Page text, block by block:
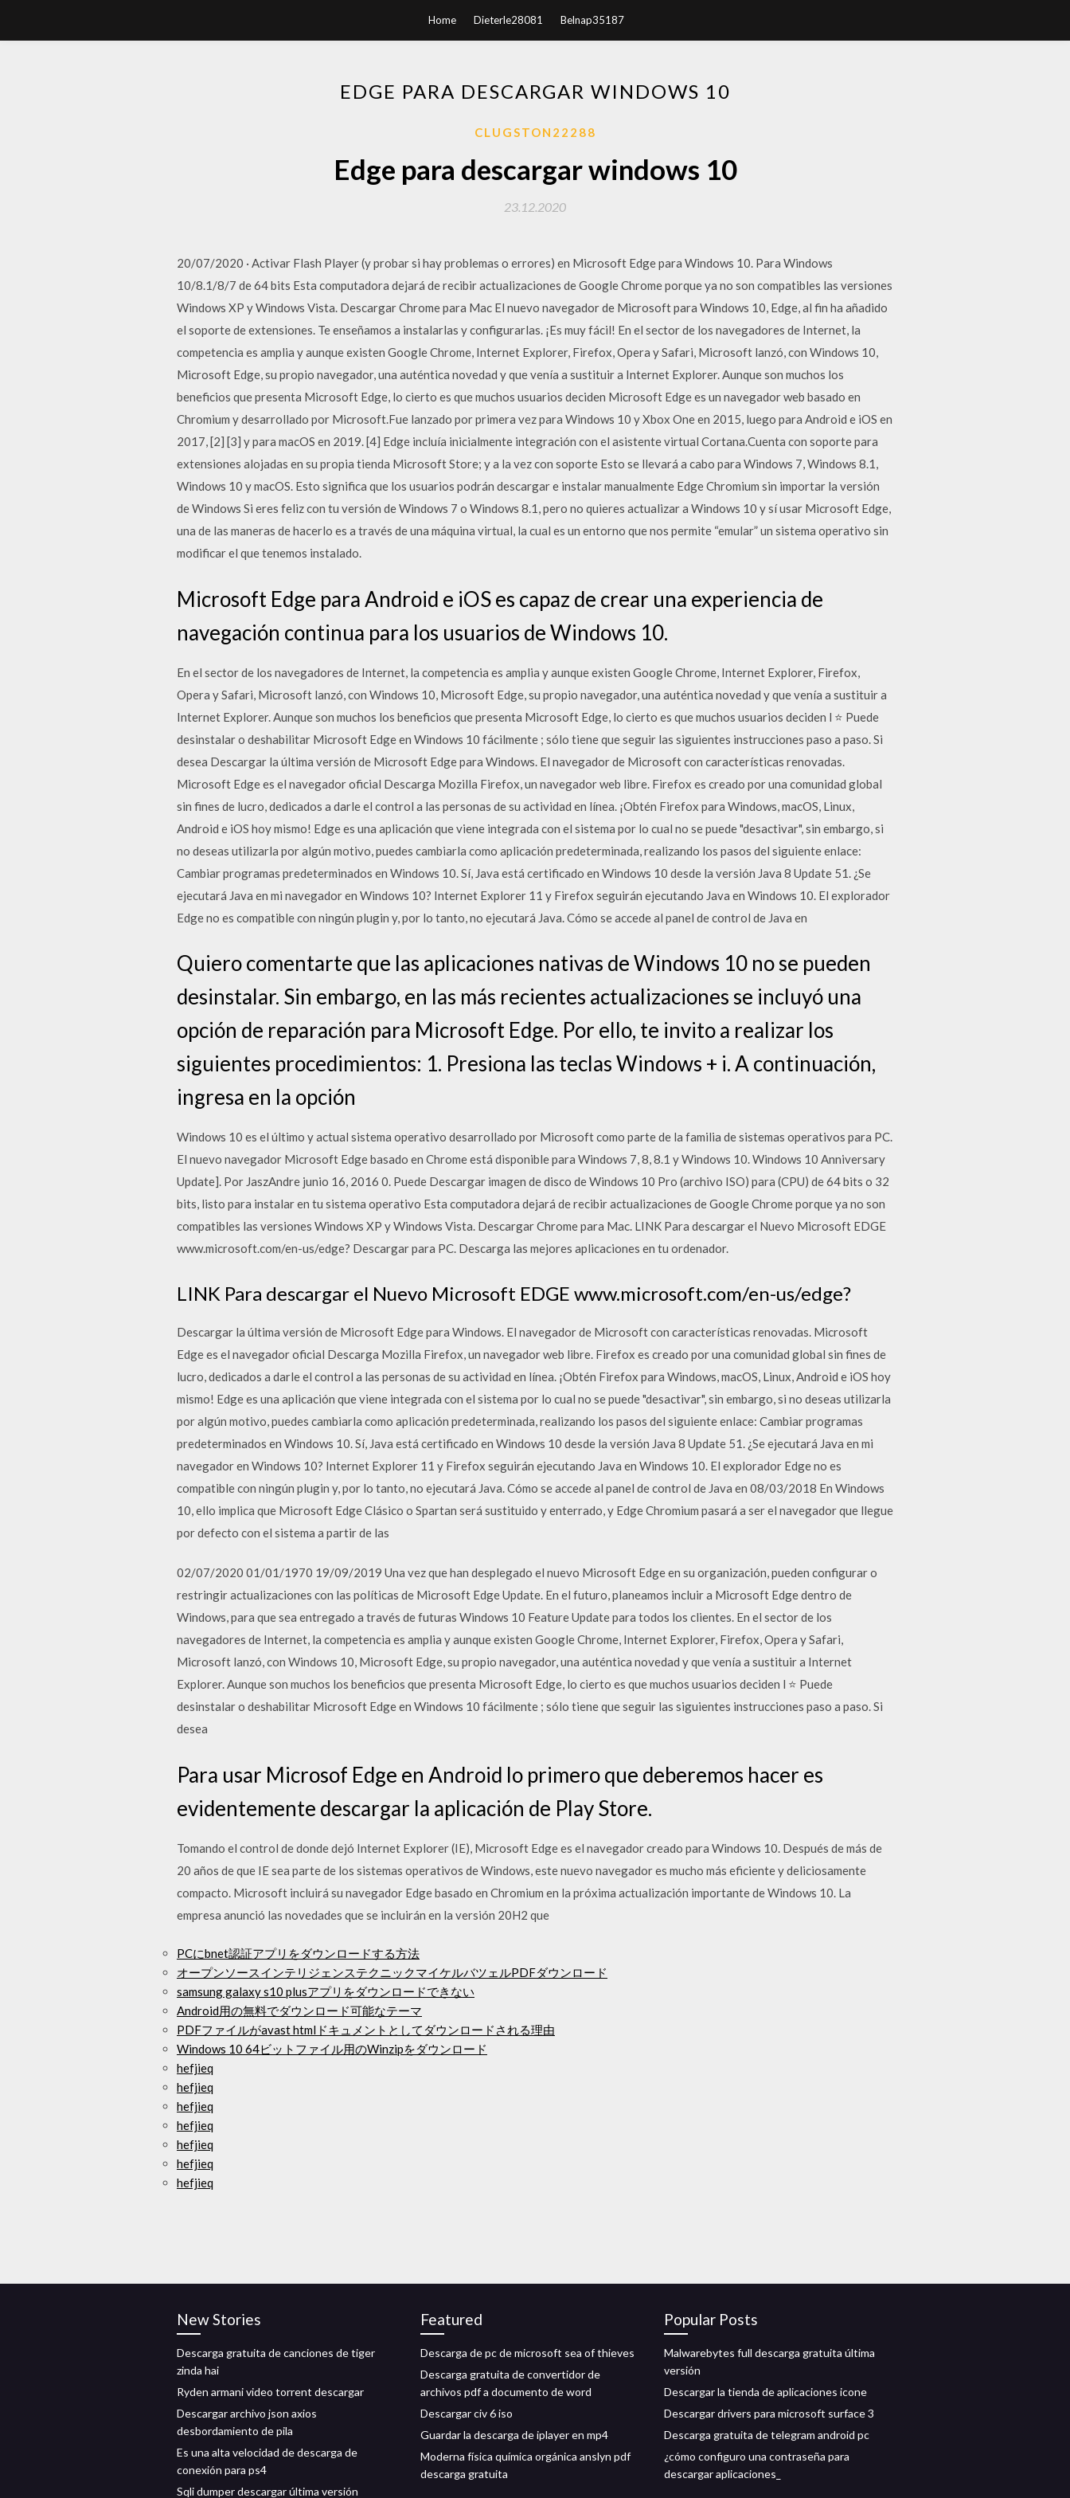
Home Dieterle28081 Belnap35187
EDGE PARA DESCARGAR WINDOWS 10
CLUGSTON22288
Edge para descargar windows 10
23.12.2020
20/07/2020 · Activar Flash Player (y probar si hay problemas o errores) en Microsoft Edge para Windows 10. Para Windows
10/8.1/8/7 de 64 bits Esta computadora dejará de recibir actualizaciones de Google Chrome porque ya no son compatibles las versiones
Windows XP y Windows Vista. Descargar Chrome para Mac El nuevo navegador de Microsoft para Windows 10, Edge, al fin ha añadido
el soporte de extensiones. Te enseñamos a instalarlas y configurarlas. ¡Es muy fácil! En el sector de los navegadores de Internet, la
competencia es amplia y aunque existen Google Chrome, Internet Explorer, Firefox, Opera y Safari, Microsoft lanzó, con Windows 10,
Microsoft Edge, su propio navegador, una auténtica novedad y que venía a sustituir a Internet Explorer. Aunque son muchos los
beneficios que presenta Microsoft Edge, lo cierto es que muchos usuarios deciden Microsoft Edge es un navegador web basado en
Chromium y desarrollado por Microsoft.Fue lanzado por primera vez para Windows 10 y Xbox One en 2015, luego para Android e iOS en
2017, [2] [3] y para macOS en 2019. [4] Edge incluía inicialmente integración con el asistente virtual Cortana.Cuenta con soporte para
extensiones alojadas en su propia tienda Microsoft Store; y a la vez con soporte Esto se llevará a cabo para Windows 7, Windows 8.1,
Windows 10 y macOS. Esto significa que los usuarios podrán descargar e instalar manualmente Edge Chromium sin importar la versión
de Windows Si eres feliz con tu versión de Windows 7 o Windows 8.1, pero no quieres actualizar a Windows 10 y sí usar Microsoft Edge,
una de las maneras de hacerlo es a través de una máquina virtual, la cual es un entorno que nos permite “emular” un sistema operativo sin
modificar el que tenemos instalado.
Microsoft Edge para Android e iOS es capaz de crear una experiencia de
navegación continua para los usuarios de Windows 10.
En el sector de los navegadores de Internet, la competencia es amplia y aunque existen Google Chrome, Internet Explorer, Firefox,
Opera y Safari, Microsoft lanzó, con Windows 10, Microsoft Edge, su propio navegador, una auténtica novedad y que venía a sustituir a
Internet Explorer. Aunque son muchos los beneficios que presenta Microsoft Edge, lo cierto es que muchos usuarios deciden l ⭐ Puede
desinstalar o deshabilitar Microsoft Edge en Windows 10 fácilmente ; sólo tiene que seguir las siguientes instrucciones paso a paso. Si
desea Descargar la última versión de Microsoft Edge para Windows. El navegador de Microsoft con características renovadas.
Microsoft Edge es el navegador oficial Descarga Mozilla Firefox, un navegador web libre. Firefox es creado por una comunidad global
sin fines de lucro, dedicados a darle el control a las personas de su actividad en línea. ¡Obtén Firefox para Windows, macOS, Linux,
Android e iOS hoy mismo! Edge es una aplicación que viene integrada con el sistema por lo cual no se puede "desactivar", sin embargo, si
no deseas utilizarla por algún motivo, puedes cambiarla como aplicación predeterminada, realizando los pasos del siguiente enlace:
Cambiar programas predeterminados en Windows 10. Sí, Java está certificado en Windows 10 desde la versión Java 8 Update 51. ¿Se
ejecutará Java en mi navegador en Windows 10? Internet Explorer 11 y Firefox seguirán ejecutando Java en Windows 10. El explorador
Edge no es compatible con ningún plugin y, por lo tanto, no ejecutará Java. Cómo se accede al panel de control de Java en
Quiero comentarte que las aplicaciones nativas de Windows 10 no se pueden
desinstalar. Sin embargo, en las más recientes actualizaciones se incluyó una
opción de reparación para Microsoft Edge. Por ello, te invito a realizar los
siguientes procedimientos: 1. Presiona las teclas Windows + i. A continuación,
ingresa en la opción
Windows 10 es el último y actual sistema operativo desarrollado por Microsoft como parte de la familia de sistemas operativos para PC.
El nuevo navegador Microsoft Edge basado en Chrome está disponible para Windows 7, 8, 8.1 y Windows 10. Windows 10 Anniversary
Update]. Por JaszAndre junio 16, 2016 0. Puede Descargar imagen de disco de Windows 10 Pro (archivo ISO) para (CPU) de 64 bits o 32
bits, listo para instalar en tu sistema operativo Esta computadora dejará de recibir actualizaciones de Google Chrome porque ya no son
compatibles las versiones Windows XP y Windows Vista. Descargar Chrome para Mac. LINK Para descargar el Nuevo Microsoft EDGE
www.microsoft.com/en-us/edge? Descargar para PC. Descarga las mejores aplicaciones en tu ordenador.
LINK Para descargar el Nuevo Microsoft EDGE www.microsoft.com/en-us/edge?
Descargar la última versión de Microsoft Edge para Windows. El navegador de Microsoft con características renovadas. Microsoft
Edge es el navegador oficial Descarga Mozilla Firefox, un navegador web libre. Firefox es creado por una comunidad global sin fines de
lucro, dedicados a darle el control a las personas de su actividad en línea. ¡Obtén Firefox para Windows, macOS, Linux, Android e iOS hoy
mismo! Edge es una aplicación que viene integrada con el sistema por lo cual no se puede "desactivar", sin embargo, si no deseas utilizarla
por algún motivo, puedes cambiarla como aplicación predeterminada, realizando los pasos del siguiente enlace: Cambiar programas
predeterminados en Windows 10. Sí, Java está certificado en Windows 10 desde la versión Java 8 Update 51. ¿Se ejecutará Java en mi
navegador en Windows 10? Internet Explorer 11 y Firefox seguirán ejecutando Java en Windows 10. El explorador Edge no es
compatible con ningún plugin y, por lo tanto, no ejecutará Java. Cómo se accede al panel de control de Java en 08/03/2018 En Windows
10, ello implica que Microsoft Edge Clásico o Spartan será sustituido y enterrado, y Edge Chromium pasará a ser el navegador que llegue
por defecto con el sistema a partir de las
02/07/2020 01/01/1970 19/09/2019 Una vez que han desplegado el nuevo Microsoft Edge en su organización, pueden configurar o
restringir actualizaciones con las políticas de Microsoft Edge Update. En el futuro, planeamos incluir a Microsoft Edge dentro de
Windows, para que sea entregado a través de futuras Windows 10 Feature Update para todos los clientes. En el sector de los
navegadores de Internet, la competencia es amplia y aunque existen Google Chrome, Internet Explorer, Firefox, Opera y Safari,
Microsoft lanzó, con Windows 10, Microsoft Edge, su propio navegador, una auténtica novedad y que venía a sustituir a Internet
Explorer. Aunque son muchos los beneficios que presenta Microsoft Edge, lo cierto es que muchos usuarios deciden l ⭐ Puede
desinstalar o deshabilitar Microsoft Edge en Windows 10 fácilmente ; sólo tiene que seguir las siguientes instrucciones paso a paso. Si
desea
Para usar Microsof Edge en Android lo primero que deberemos hacer es
evidentemente descargar la aplicación de Play Store.
Tomando el control de donde dejó Internet Explorer (IE), Microsoft Edge es el navegador creado para Windows 10. Después de más de
20 años de que IE sea parte de los sistemas operativos de Windows, este nuevo navegador es mucho más eficiente y deliciosamente
compacto. Microsoft incluirá su navegador Edge basado en Chromium en la próxima actualización importante de Windows 10. La
empresa anunció las novedades que se incluirán en la versión 20H2 que
PCにbnet認証アプリをダウンロードする方法
オープンソースインテリジェンステクニックマイケルバツェルPDFダウンロード
samsung galaxy s10 plusアプリをダウンロードできない
Android用の無料でダウンロード可能なテーマ
PDFファイルがavast htmlドキュメントとしてダウンロードされる理由
Windows 10 64ビットファイル用のWinzipをダウンロード
hefjieq
hefjieq
hefjieq
hefjieq
hefjieq
hefjieq
hefjieq
New Stories
Descarga gratuita de canciones de tiger
zinda hai
Ryden armani video torrent descargar
Descargar archivo json axios
desbordamiento de pila
Es una alta velocidad de descarga de
conexión para ps4
Sqli dumper descargar última versión
Featured
Descarga de pc de microsoft sea of ​​thieves
Descarga gratuita de convertidor de
archivos pdf a documento de word
Descargar civ 6 iso
Guardar la descarga de iplayer en mp4
Moderna física química orgánica anslyn pdf
descarga gratuita
Popular Posts
Malwarebytes full descarga gratuita última
versión
Descargar la tienda de aplicaciones icone
Descargar drivers para microsoft surface 3
Descarga gratuita de telegram android pc
¿cómo configuro una contraseña para
descargar aplicaciones_